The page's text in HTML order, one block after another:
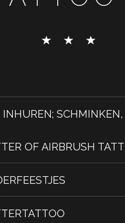
INHUREN; SCHMINKEN,
OF AIRBRUSH